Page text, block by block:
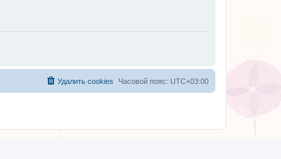
Часовой пояс: UTC+03:00
Удалить cookies